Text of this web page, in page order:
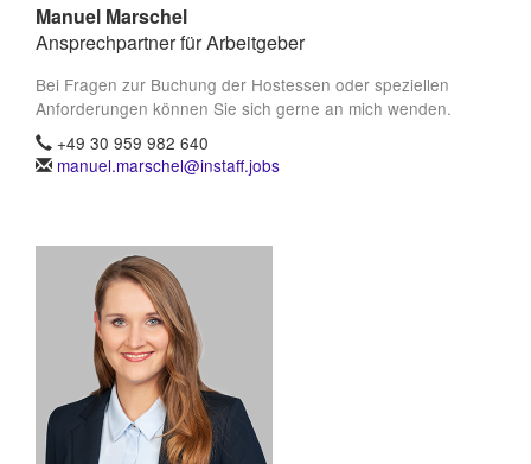
Manuel Marschel
Ansprechpartner für Arbeitgeber
Bei Fragen zur Buchung der Hostessen oder speziellen
Anforderungen können Sie sich gerne an mich wenden.
+49 30 959 982 640
manuel.marschel@instaff.jobs